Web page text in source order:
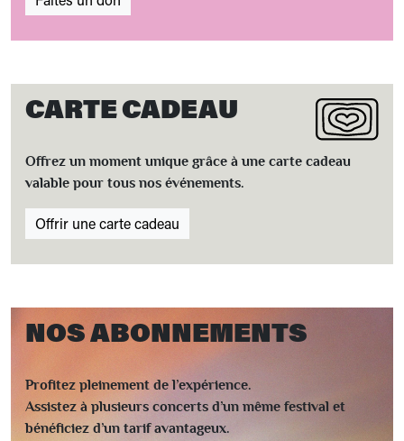
CARTE CADEAU
Offrez un moment unique grâce à une carte cadeau
valable pour tous nos événements.
Offrir une carte cadeau
NOS ABONNEMENTS
Profitez pleinement de l’expérience.
Assistez à plusieurs concerts d’un même festival et
bénéficiez d’un tarif avantageux.